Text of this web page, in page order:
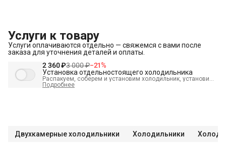
Услуги к товару
Услуги оплачиваются отдельно — свяжемся с вами после
заказа для уточнения деталей и оплаты.
2 360 ₽3 000 ₽−21%
Установка отдельностоящего холодильника
Распакуем, соберем и установим холодильник, установим
полки, выставим по уровню, подключим к электросети и
Демонстрация работы техники
Подробнее
Двухкамерные холодильники Холодильники